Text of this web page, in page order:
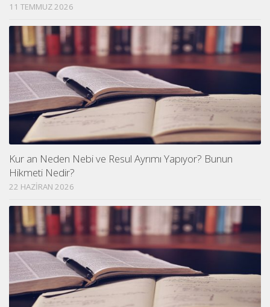
11 TEMMUZ 2026
Kur an Neden Nebi ve Resul Ayrımı Yapıyor? Bunun
Hikmeti Nedir?
22 HAZIRAN 2026